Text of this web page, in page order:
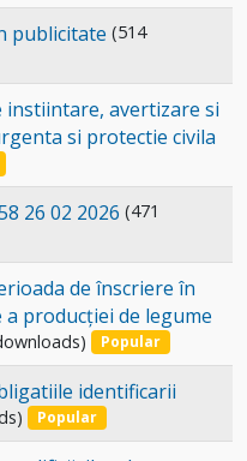
publicitate (514
instiintare, avertizare si
si protectie civila
26 02 2026 (471
de înscriere în
producției de legume
Popular
identificarii
Popular